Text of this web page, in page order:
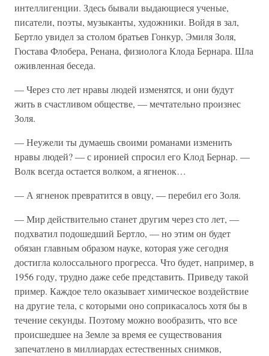
интеллигенции. Здесь бывали выдающиеся ученые,
писатели, поэты, музыканты, художники. Войдя в зал,
Бертло увидел за столом братьев Гонкур, Эмиля Золя,
Гюстава Флобера, Ренана, физиолога Клода Бернара. Шла
оживленная беседа.
— Через сто лет нравы людей изменятся, и они будут
жить в счастливом обществе, — мечтательно произнес
Золя.
— Неужели ты думаешь своими романами изменить
нравы людей? — с иронией спросил его Клод Бернар. —
Волк всегда остается волком, а ягненок…
— А ягненок превратится в овцу, — перебил его Золя.
— Мир действительно станет другим через сто лет, —
подхватил подошедший Бертло, — но этим он будет
обязан главным образом науке, которая уже сегодня
достигла колоссального прогресса. Что будет, например, в
1956 году, трудно даже себе представить. Приведу такой
пример. Каждое тело оказывает химическое воздействие
на другие тела, с которыми оно соприкасалось хотя бы в
течение секунды. Поэтому можно вообразить, что все
происшедшее на Земле за время ее существования
запечатлено в миллиардах естественных снимков,